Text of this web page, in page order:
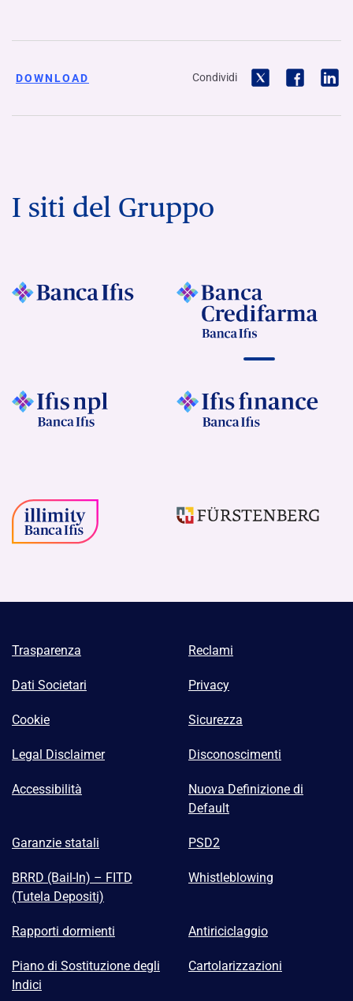
DOWNLOAD Condividi
I siti del Gruppo
Trasparenza Reclami
Dati Societari Privacy
Cookie Sicurezza
Legal Disclaimer Disconoscimenti
Accessibilità
Nuova Definizione di
Default
Garanzie statali PSD2
BRRD (Bail-In) – FITD
(Tutela Depositi)
Whistleblowing
Rapporti dormienti Antiriciclaggio
Piano di Sostituzione degli
Indici
Cartolarizzazioni